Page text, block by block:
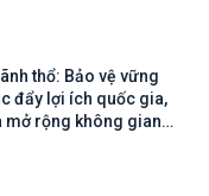
thổ: Bảo vệ vững
đẩy lợi ích quốc gia,
mở rộng không gian